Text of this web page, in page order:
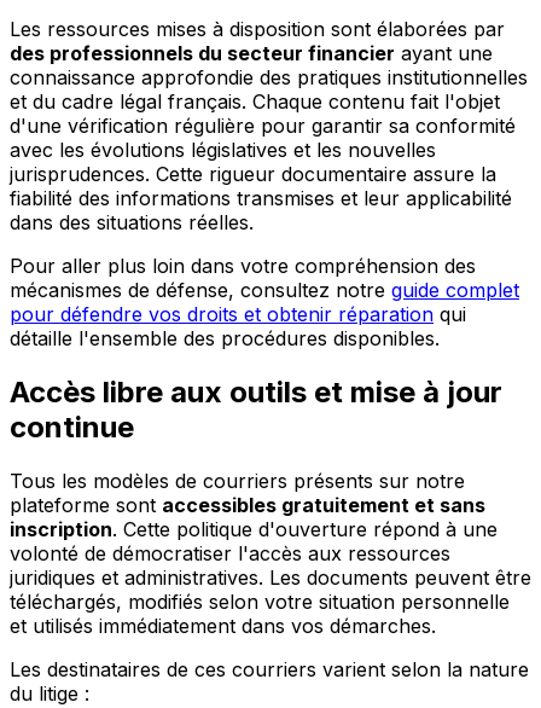
Les ressources mises à disposition sont élaborées par
des professionnels du secteur financier ayant une
connaissance approfondie des pratiques institutionnelles
et du cadre légal français. Chaque contenu fait l'objet
d'une vérification régulière pour garantir sa conformité
avec les évolutions législatives et les nouvelles
jurisprudences. Cette rigueur documentaire assure la
fiabilité des informations transmises et leur applicabilité
dans des situations réelles.
Pour aller plus loin dans votre compréhension des
mécanismes de défense, consultez notre guide complet
pour défendre vos droits et obtenir réparation qui
détaille l'ensemble des procédures disponibles.
Accès libre aux outils et mise à jour
continue
Tous les modèles de courriers présents sur notre
plateforme sont accessibles gratuitement et sans
inscription. Cette politique d'ouverture répond à une
volonté de démocratiser l'accès aux ressources
juridiques et administratives. Les documents peuvent être
téléchargés, modifiés selon votre situation personnelle
et utilisés immédiatement dans vos démarches.
Les destinataires de ces courriers varient selon la nature
du litige :